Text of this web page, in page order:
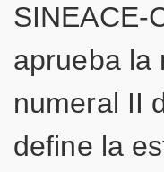
SINEACE-
aprueba la
numeral II
define la